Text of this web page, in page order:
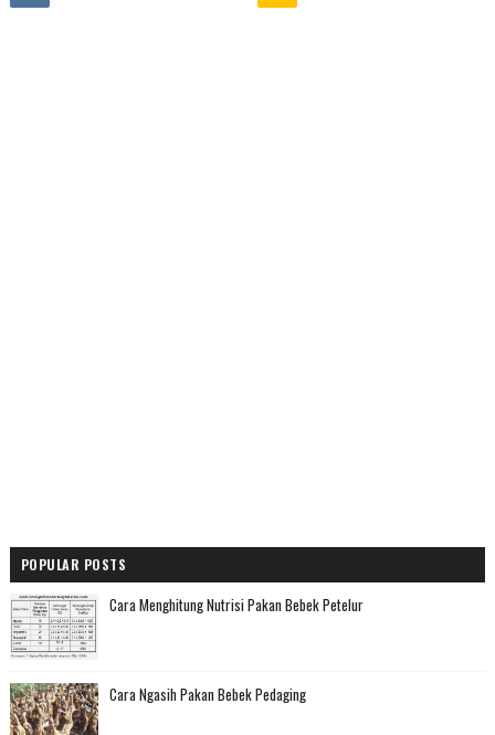
POPULAR POSTS
Cara Menghitung Nutrisi Pakan Bebek Petelur
Cara Ngasih Pakan Bebek Pedaging